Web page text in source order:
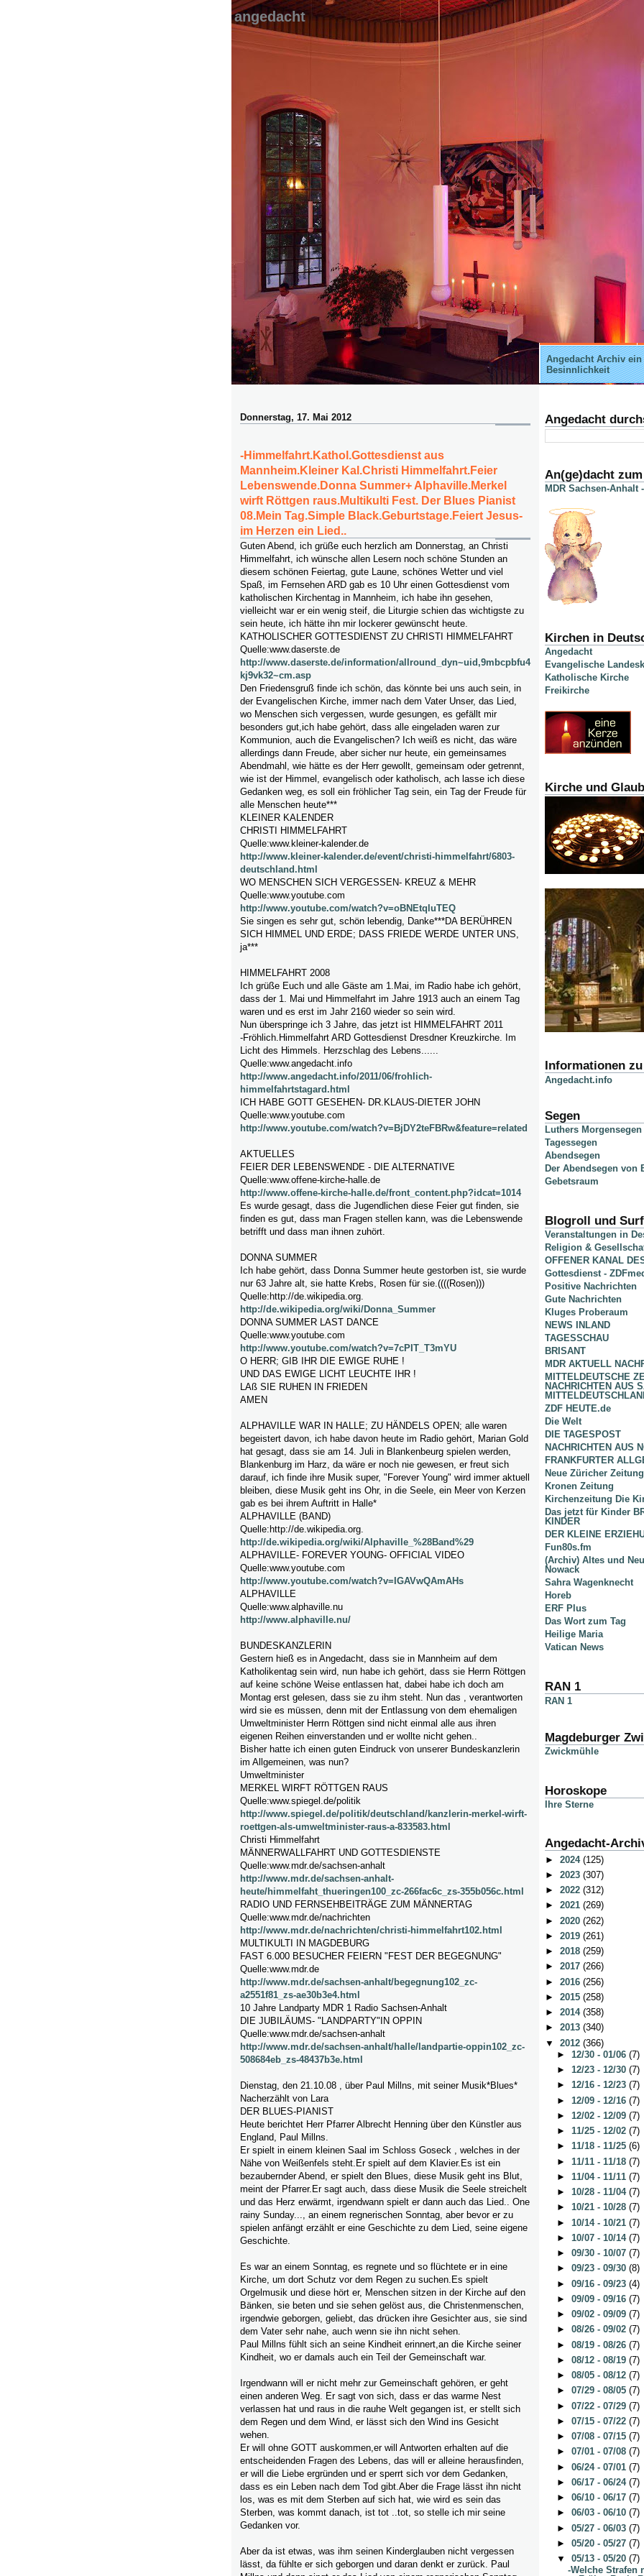
angedacht
Angedacht Archiv
Besinnlichkeit
Donnerstag, 17. Mai 2012
-Himmelfahrt.Kathol.Gottesdienst aus
Mannheim.Kleiner Kal.Christi Himmelfahrt.Feier
Lebenswende.Donna Summer+ Alphaville.Merkel
wirft Röttgen raus.Multikulti Fest. Der Blues Pianist
08.Mein Tag.Simple Black.Geburtstage.Feiert Jesus-
im Herzen ein Lied..
Guten Abend, ich grüße euch herzlich am Donnerstag, an Christi
Himmelfahrt, ich wünsche allen Lesern noch schöne Stunden an
diesem schönen Feiertag, gute Laune, schönes Wetter und viel
Spaß, im Fernsehen ARD gab es 10 Uhr einen Gottesdienst vom
katholischen Kirchentag in Mannheim, ich habe ihn gesehen,
vielleicht war er ein wenig steif, die Liturgie schien das wichtigste zu
sein heute, ich hätte ihn mir lockerer gewünscht heute.
KATHOLISCHER GOTTESDIENST ZU CHRISTI HIMMELFAHRT
Quelle:www.daserste.de
http://www.daserste.de/information/allround_dyn~uid,9mbcpbfu4
kj9vk32~cm.asp
Den Friedensgruß finde ich schön, das könnte bei uns auch sein, in
der Evangelischen Kirche, immer nach dem Vater Unser, das Lied,
wo Menschen sich vergessen, wurde gesungen, es gefällt mir
besonders gut,ich habe gehört, dass alle eingeladen waren zur
Kommunion, auch die Evangelischen? Ich weiß es nicht, das wäre
allerdings dann Freude, aber sicher nur heute, ein gemeinsames
Abendmahl, wie hätte es der Herr gewollt, gemeinsam oder getrennt,
wie ist der Himmel, evangelisch oder katholisch, ach lasse ich diese
Gedanken weg, es soll ein fröhlicher Tag sein, ein Tag der Freude für
alle Menschen heute***
KLEINER KALENDER
CHRISTI HIMMELFAHRT
Quelle:www.kleiner-kalender.de
http://www.kleiner-kalender.de/event/christi-himmelfahrt/6803-
deutschland.html
WO MENSCHEN SICH VERGESSEN- KREUZ & MEHR
Quelle:www.youtube.com
http://www.youtube.com/watch?v=oBNEtqluTEQ
Sie singen es sehr gut, schön lebendig, Danke***DA BERÜHREN
SICH HIMMEL UND ERDE; DASS FRIEDE WERDE UNTER UNS,
ja***
HIMMELFAHRT 2008
Ich grüße Euch und alle Gäste am 1.Mai, im Radio habe ich gehört,
dass der 1. Mai und Himmelfahrt im Jahre 1913 auch an einem Tag
waren und es erst im Jahr 2160 wieder so sein wird.
Nun überspringe ich 3 Jahre, das jetzt ist HIMMELFAHRT 2011
-Fröhlich.Himmelfahrt ARD Gottesdienst Dresdner Kreuzkirche. Im
Licht des Himmels. Herzschlag des Lebens......
Quelle:www.angedacht.info
http://www.angedacht.info/2011/06/frohlich-
himmelfahrtstagard.html
ICH HABE GOTT GESEHEN- DR.KLAUS-DIETER JOHN
Quelle:www.youtube.com
http://www.youtube.com/watch?v=BjDY2teFBRw&feature=related
AKTUELLES
FEIER DER LEBENSWENDE - DIE ALTERNATIVE
Quelle:www.offene-kirche-halle.de
http://www.offene-kirche-halle.de/front_content.php?idcat=1014
Es wurde gesagt, dass die Jugendlichen diese Feier gut finden, sie
finden es gut, dass man Fragen stellen kann, was die Lebenswende
betrifft und dass man ihnen zuhört.
DONNA SUMMER
Ich habe gehört, dass Donna Summer heute gestorben ist, sie wurde
nur 63 Jahre alt, sie hatte Krebs, Rosen für sie.((((Rosen)))
Quelle:http://de.wikipedia.org.
http://de.wikipedia.org/wiki/Donna_Summer
DONNA SUMMER LAST DANCE
Quelle:www.youtube.com
http://www.youtube.com/watch?v=7cPIT_T3mYU
O HERR; GIB IHR DIE EWIGE RUHE !
UND DAS EWIGE LICHT LEUCHTE IHR !
LAß SIE RUHEN IN FRIEDEN
AMEN
ALPHAVILLE WAR IN HALLE; ZU HÄNDELS OPEN; alle waren
begeistert davon, ich habe davon heute im Radio gehört, Marian Gold
hat gesagt, dass sie am 14. Juli in Blankenbeurg spielen werden,
Blankenburg im Harz, da wäre er noch nie gewesen, er freut sich
darauf, ich finde ihre Musik super, "Forever Young" wird immer aktuell
bleiben, diese Musik geht ins Ohr, in die Seele, ein Meer von Kerzen
gab es bei ihrem Auftritt in Halle*
ALPHAVILLE (BAND)
Quelle:http://de.wikipedia.org.
http://de.wikipedia.org/wiki/Alphaville_%28Band%29
ALPHAVILLE- FOREVER YOUNG- OFFICIAL VIDEO
Quelle:www.youtube.com
http://www.youtube.com/watch?v=IGAVwQAmAHs
ALPHAVILLE
Quelle:www.alphaville.nu
http://www.alphaville.nu/
BUNDESKANZLERIN
Gestern hieß es in Angedacht, dass sie in Mannheim auf dem
Katholikentag sein wird, nun habe ich gehört, dass sie Herrn Röttgen
auf keine schöne Weise entlassen hat, dabei habe ich doch am
Montag erst gelesen, dass sie zu ihm steht. Nun das , verantworten
wird sie es müssen, denn mit der Entlassung von dem ehemaligen
Umweltminister Herrn Röttgen sind nicht einmal alle aus ihren
eigenen Reihen einverstanden und er wollte nicht gehen..
Bisher hatte ich einen guten Eindruck von unserer Bundeskanzlerin
im Allgemeinen, was nun?
Umweltminister
MERKEL WIRFT RÖTTGEN RAUS
Quelle:www.spiegel.de/politik
http://www.spiegel.de/politik/deutschland/kanzlerin-merkel-wirft-
roettgen-als-umweltminister-raus-a-833583.html
Christi Himmelfahrt
MÄNNERWALLFAHRT UND GOTTESDIENSTE
Quelle:www.mdr.de/sachsen-anhalt
http://www.mdr.de/sachsen-anhalt-
heute/himmelfaht_thueringen100_zc-266fac6c_zs-355b056c.html
RADIO UND FERNSEHBEITRÄGE ZUM MÄNNERTAG
Quelle:www.mdr.de/nachrichten
http://www.mdr.de/nachrichten/christi-himmelfahrt102.html
MULTIKULTI IN MAGDEBURG
FAST 6.000 BESUCHER FEIERN "FEST DER BEGEGNUNG"
Quelle:www.mdr.de
http://www.mdr.de/sachsen-anhalt/begegnung102_zc-
a2551f81_zs-ae30b3e4.html
10 Jahre Landparty MDR 1 Radio Sachsen-Anhalt
DIE JUBILÄUMS- "LANDPARTY"IN OPPIN
Quelle:www.mdr.de/sachsen-anhalt
http://www.mdr.de/sachsen-anhalt/halle/landpartie-oppin102_zc-
508684eb_zs-48437b3e.html
Dienstag, den 21.10.08 , über Paul Millns, mit seiner Musik*Blues*
Nacherzählt von Lara
DER BLUES-PIANIST
Heute berichtet Herr Pfarrer Albrecht Henning über den Künstler aus
England, Paul Millns.
Er spielt in einem kleinen Saal im Schloss Goseck , welches in der
Nähe von Weißenfels steht.Er spielt auf dem Klavier.Es ist ein
bezaubernder Abend, er spielt den Blues, diese Musik geht ins Blut,
meint der Pfarrer.Er sagt auch, dass diese Musik die Seele streichelt
und das Herz erwärmt, irgendwann spielt er dann auch das Lied.. One
rainy Sunday..., an einem regnerischen Sonntag, aber bevor er zu
spielen anfängt erzählt er eine Geschichte zu dem Lied, seine eigene
Geschichte.
Es war an einem Sonntag, es regnete und so flüchtete er in eine
Kirche, um dort Schutz vor dem Regen zu suchen.Es spielt
Orgelmusik und diese hört er, Menschen sitzen in der Kirche auf den
Bänken, sie beten und sie sehen gelöst aus, die Christenmenschen,
irgendwie geborgen, geliebt, das drücken ihre Gesichter aus, sie sind
dem Vater sehr nahe, auch wenn sie ihn nicht sehen.
Paul Millns fühlt sich an seine Kindheit erinnert,an die Kirche seiner
Kindheit, wo er damals auch ein Teil der Gemeinschaft war.
Irgendwann will er nicht mehr zur Gemeinschaft gehören, er geht
einen anderen Weg. Er sagt von sich, dass er das warme Nest
verlassen hat und raus in die rauhe Welt gegangen ist, er stellt sich
dem Regen und dem Wind, er lässt sich den Wind ins Gesicht
wehen.
Er will ohne GOTT auskommen,er will Antworten erhalten auf die
entscheidenden Fragen des Lebens, das will er alleine herausfinden,
er will die Liebe ergründen und er sperrt sich vor dem Gedanken,
dass es ein Leben nach dem Tod gibt.Aber die Frage lässt ihn nicht
los, was es mit dem Sterben auf sich hat, wie wird es sein das
Sterben, was kommt danach, ist tot ..tot, so stelle ich mir seine
Gedanken vor.
Aber da ist etwas, was ihm seinen Kinderglauben nicht vergessen
lässt, da fühlte er sich geborgen und daran denkt er zurück. Paul
Angedacht
An(ge)dacht
MDR Sachsen-Anhalt
Kirchen in
Angedacht
Evangelische
Katholische Kirche
Freikirche
Kirche und
Informationen
Angedacht.info
Segen
Luthers Morgensegen
Tagessegen
Abendsegen
Der Abendsegen von
Gebetsraum
Blogroll und
Veranstaltungen in
Religion &
OFFENER KANAL
Gottesdienst -
Positive Nachrichten
Gute Nachrichten
Kluges Proberaum
NEWS INLAND
TAGESSCHAU
BRISANT
MDR AKTUELL
MITTELDEUTSCHE
NACHRICHTEN AUS
ZDF HEUTE.de
Die Welt
DIE TAGESPOST
NACHRICHTEN AUS
FRANKFURTER
Neue Züricher Zeitung
Kronen Zeitung
Kirchenzeitung Die
Das jetzt für Kinder
KINDER
DER KLEINE
Fun80s.fm
(Archiv) Altes und
Nowack
Sahra Wagenknecht
Horeb
ERF Plus
Das Wort zum Tag
Heilige Maria
Vatican News
RAN 1
RAN 1
Magdeburger
Zwickmühle
Horoskope
Ihre Sterne
Angedacht-
► 2024 (125)
► 2023 (307)
► 2022 (312)
► 2021 (269)
► 2020 (262)
► 2019 (261)
► 2018 (259)
► 2017 (266)
► 2016 (256)
► 2015 (258)
► 2014 (358)
► 2013 (340)
▼ 2012 (366)
► 12/30 - 01/06 (7)
► 12/23 - 12/30 (7)
► 12/16 - 12/23 (7)
► 12/09 - 12/16 (7)
► 12/02 - 12/09 (7)
► 11/25 - 12/02 (7)
► 11/18 - 11/25 (6)
► 11/11 - 11/18 (7)
► 11/04 - 11/11 (7)
► 10/28 - 11/04 (7)
► 10/21 - 10/28 (7)
► 10/14 - 10/21 (7)
► 10/07 - 10/14 (7)
► 09/30 - 10/07 (7)
► 09/23 - 09/30 (8)
► 09/16 - 09/23 (4)
► 09/09 - 09/16 (7)
► 09/02 - 09/09 (7)
► 08/26 - 09/02 (7)
► 08/19 - 08/26 (7)
► 08/12 - 08/19 (7)
► 08/05 - 08/12 (7)
► 07/29 - 08/05 (7)
► 07/22 - 07/29 (7)
► 07/15 - 07/22 (7)
► 07/08 - 07/15 (7)
► 07/01 - 07/08 (7)
► 06/24 - 07/01 (7)
► 06/17 - 06/24 (7)
► 06/10 - 06/17 (7)
► 06/03 - 06/10 (7)
► 05/27 - 06/03 (7)
► 05/20 - 05/27 (7)
▼ 05/13 - 05/20 (7)
-Welche Strafen